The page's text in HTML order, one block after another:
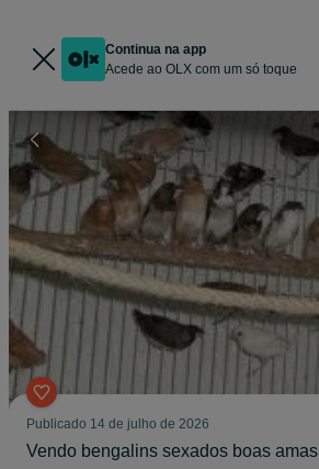
Continua na app
Acede ao OLX com um só toque
Publicado 14 de julho de 2026
Vendo bengalins sexados boas amas